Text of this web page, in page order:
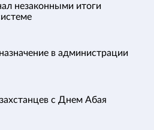
незаконными итоги
в администрации
с Днем Абая